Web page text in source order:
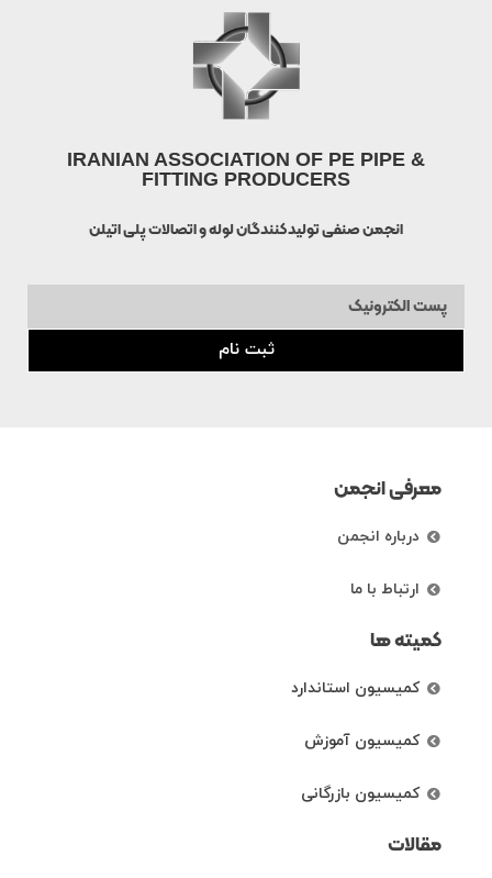
IRANIAN ASSOCIATION OF PE PIPE &
FITTING PRODUCERS
انجمن صنفی تولیدکنندگان لوله و اتصالات پلی اتیلن
ثبت نام
معرفی انجمن
درباره انجمن
ارتباط با ما
کمیته ها
کمیسیون استاندارد
کمیسیون آموزش
کمیسیون بازرگانی
مقالات